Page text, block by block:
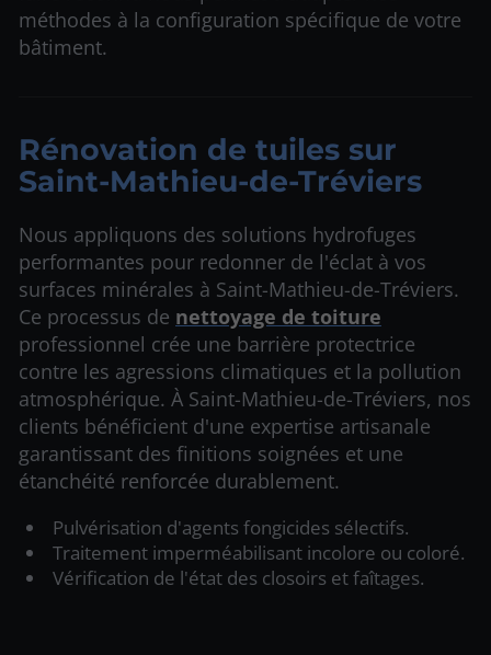
méthodes à la configuration spécifique de votre
bâtiment.
Rénovation de tuiles sur
Saint-Mathieu-de-Tréviers
Nous appliquons des solutions hydrofuges
performantes pour redonner de l'éclat à vos
surfaces minérales à Saint-Mathieu-de-Tréviers.
Ce processus de nettoyage de toiture
professionnel crée une barrière protectrice
contre les agressions climatiques et la pollution
atmosphérique. À Saint-Mathieu-de-Tréviers, nos
clients bénéficient d'une expertise artisanale
garantissant des finitions soignées et une
étanchéité renforcée durablement.
Pulvérisation d'agents fongicides sélectifs.
Traitement imperméabilisant incolore ou coloré.
Vérification de l'état des closoirs et faîtages.